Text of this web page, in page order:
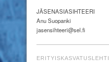
JÄSENASIASIHTEERI
Anu Suopanki
jasensihteeri@sel.fi
ERITYISKASVATUSLEHTI